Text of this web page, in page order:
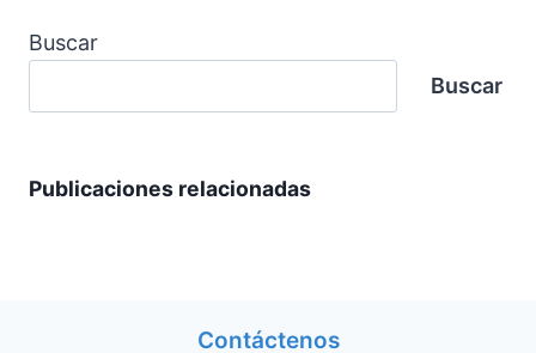
Buscar
Buscar
Publicaciones relacionadas
Contáctenos